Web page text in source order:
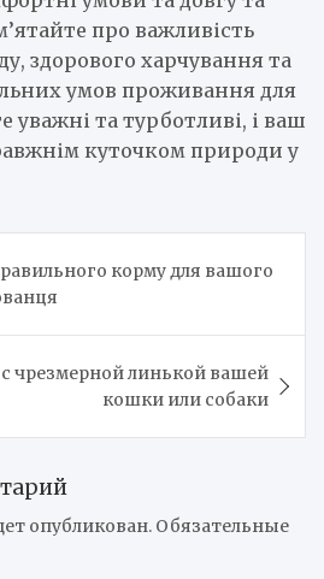
про важливість
здорового харчування та
умов проживання для
уважні та турботливі, і ваш
куточком природи у
корму для вашого
чрезмерной линькой вашей
кошки или собаки
опубликован. Обязательные